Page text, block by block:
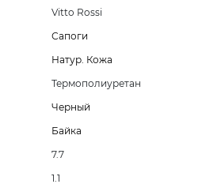
Vitto Rossi
Сапоги
Натур. Кожа
Термополиуретан
Черный
Байка
7.7
1.1